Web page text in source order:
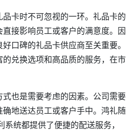
卡时不可忽视的一环。礼品卡的
接影响员工或客户的满意度。因
口碑的礼品卡供应商至关重要。
兑换选项和高品质的服务，在市
也是需要考虑的因素。公司需要
地送达员工或客户手中。鸿礼随
统都提供了便捷的配送服务，